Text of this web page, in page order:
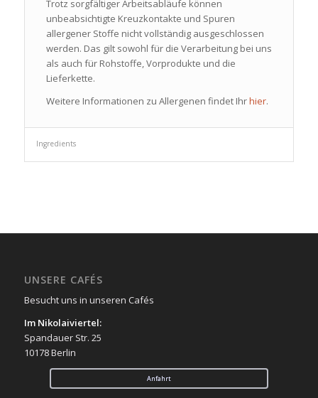
Trotz sorgfältiger Arbeitsabläufe können
unbeabsichtigte Kreuzkontakte und Spuren
allergener Stoffe nicht vollständig ausgeschlossen
werden. Das gilt sowohl für die Verarbeitung bei uns
als auch für Rohstoffe, Vorprodukte und die
Lieferkette.
Weitere Informationen zu Allergenen findet Ihrhier.
Ingredients
UNSERE CAFÉS
Besucht uns in unseren Cafés
Im Nikolaiviertel:
Spandauer Str. 25
10178 Berlin
Anfahrt